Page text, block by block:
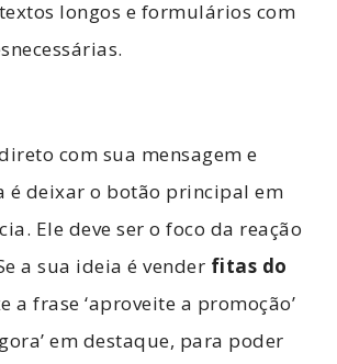
longos e formulários com
com sua mensagem e
é deixar o botão principal em
Ele deve ser o foco da reação
a sua ideia é vender fitas do
a frase ‘aproveite a promoção’
em destaque, para poder